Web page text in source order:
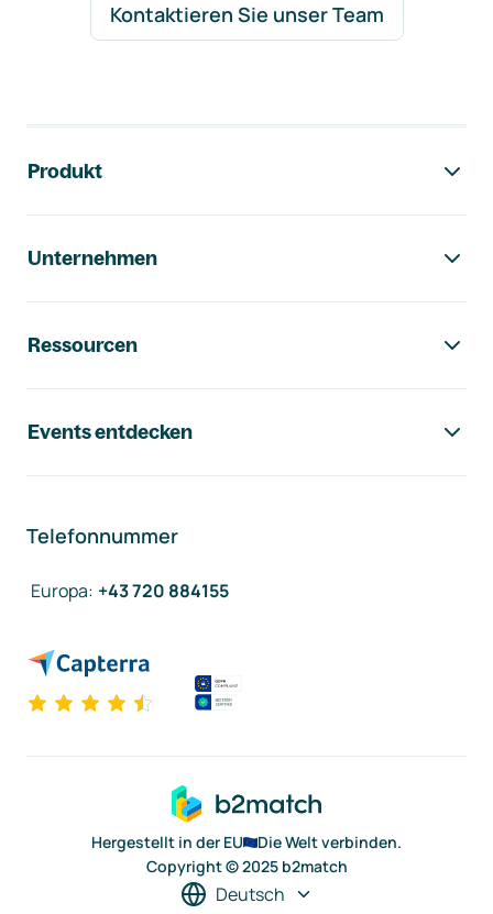
Kontaktieren Sie unser Team
Produkt
Unternehmen
Ressourcen
Events entdecken
Telefonnummer
Europa: +43 720 884155
Hergestellt in der EU
Die Welt verbinden.
Copyright © 2025 b2match
Deutsch